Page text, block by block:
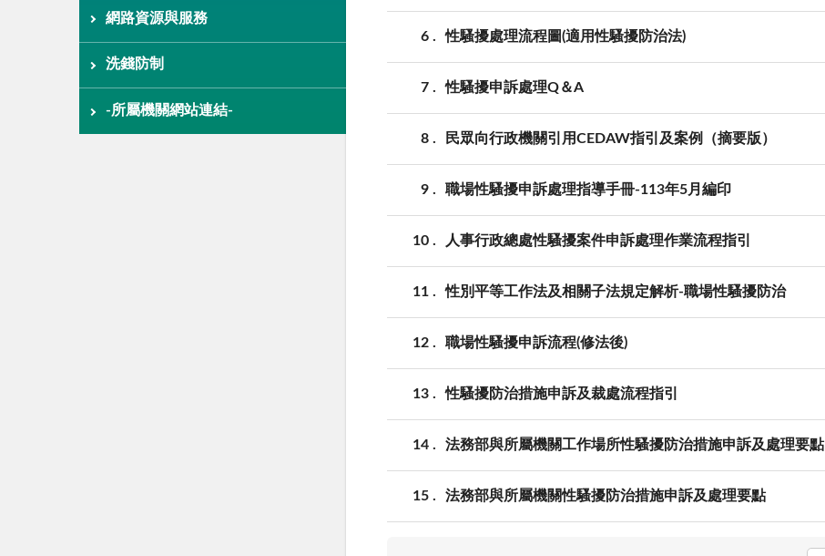
網路資源與服務
洗錢防制
-所屬機關網站連結-
6 性騷擾處理流程圖(適用性騷擾防治法)
7 性騷擾申訴處理Q＆A
8 民眾向行政機關引用CEDAW指引及案例（摘要版）
9 職場性騷擾申訴處理指導手冊-113年5月編印
10 人事行政總處性騷擾案件申訴處理作業流程指引
11 性別平等工作法及相關子法規定解析-職場性騷擾防治
12 職場性騷擾申訴流程(修法後)
13 性騷擾防治措施申訴及裁處流程指引
14 法務部與所屬機關工作場所性騷擾防治措施申訴及處理要點
15 法務部與所屬機關性騷擾防治措施申訴及處理要點